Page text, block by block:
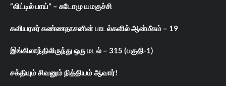
“லிட்டில் பாய்” – சுடோமு யமகுச்சி
கவியரசர் கண்ணதாசனின் பாடல்களில் ஆன்மீகம் – 19
இங்கிலாந்திலிருந்து ஒரு மடல் – 315 (பகுதி-1)
சக்தியும் சிவனும் நித்தியம் ஆவார்!